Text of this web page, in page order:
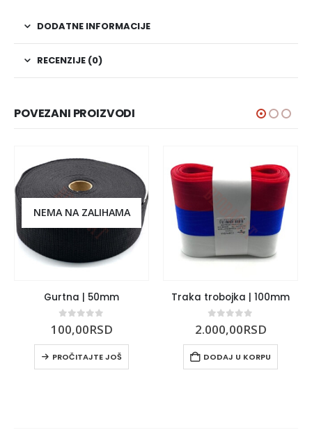
DODATNE INFORMACIJE
RECENZIJE (0)
POVEZANI PROIZVODI
NEMA NA ZALIHAMA
Gurtna | 50mm
0 out of 5
100,00RSD
PROČITAJTE JOŠ
Traka trobojka | 100mm
0out of 5
2.000,00RSD
DODAJ U KORPU